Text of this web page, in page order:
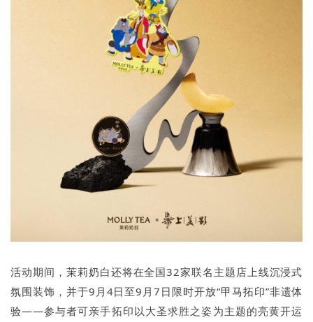
活动期间，茉莉奶白还将在全国32家联名主题店上线沉浸式
氛围装饰，并于9月4日至9月7日限时开放“甲马拓印”非遗体
验——参与者可亲手拓印以大圣求胜之姿为主题的亮黄开运